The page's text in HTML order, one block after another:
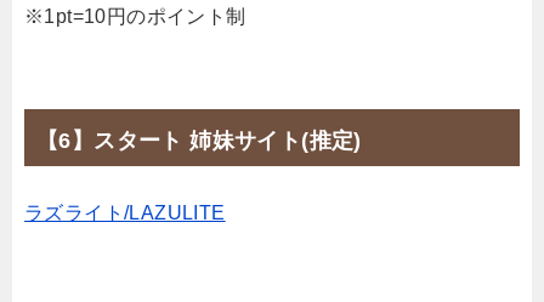
※1pt=10円のポイント制
【6】スタート 姉妹サイト(推定)
ラズライト/LAZULITE